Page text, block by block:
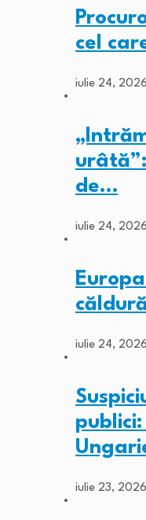
cel
iulie 24, 2026
de…
iulie 24, 2026
iulie 24, 2026
iulie 23, 2026